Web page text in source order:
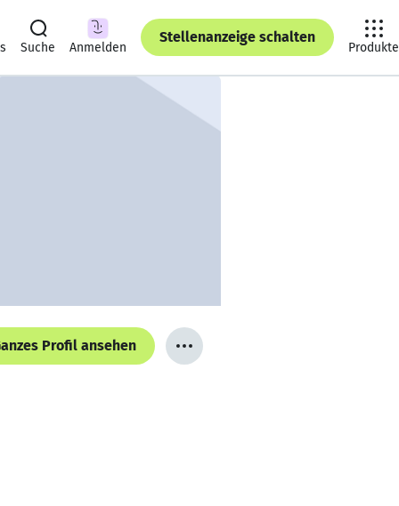
Suche Anmelden
Stellenanzeige schalten
Produkte
Profil ansehen